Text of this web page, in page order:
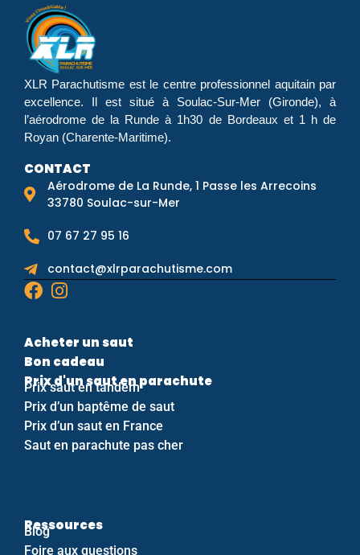
XLR Parachutisme est le centre professionnel aquitain par
excellence. Il est situé à Soulac-Sur-Mer (Gironde), à
l’aérodrome de la Runde à 1h30 de Bordeaux et 1 h de
Royan (Charente-Maritime).
CONTACT
Aérodrome de La Runde, 1 Passe les Arrecoins
33780 Soulac-sur-Mer
07 67 27 95 16
contact@xlrparachutisme.com
Acheter un saut
Bon cadeau
Prix d'un saut en parachute
Prix saut en tandem
Prix d’un baptême de saut
Prix d’un saut en France
Saut en parachute pas cher
Ressources
Blog
Foire aux questions